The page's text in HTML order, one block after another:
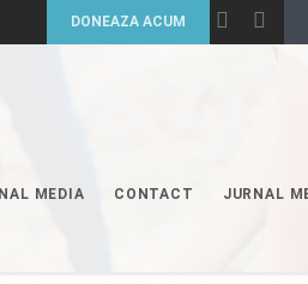
MEDIA CONTACT JURNAL